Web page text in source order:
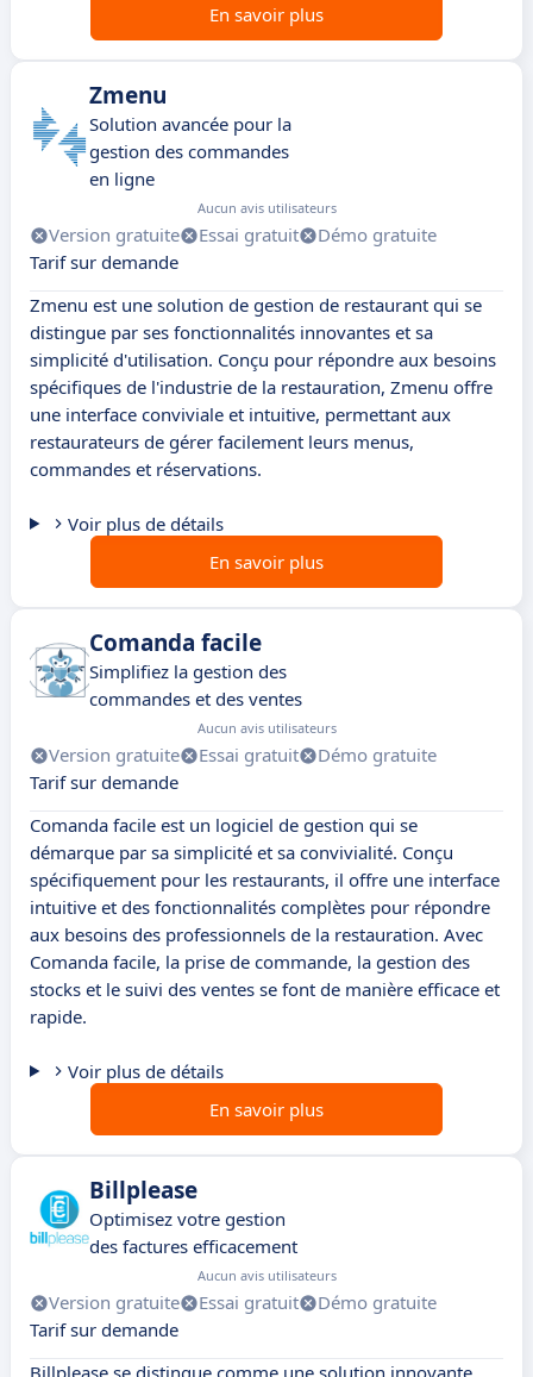
En savoir plus
Zmenu
Solution avancée pour la
gestion des commandes
en ligne
Aucun avis utilisateurs
Version gratuite Essai gratuit
Démo gratuite
Tarif sur demande
Zmenu est une solution de gestion de restaurant qui se
distingue par ses fonctionnalités innovantes et sa
simplicité d'utilisation. Conçu pour répondre aux besoins
spécifiques de l'industrie de la restauration, Zmenu offre
une interface conviviale et intuitive, permettant aux
restaurateurs de gérer facilement leurs menus,
commandes et réservations.
Voir plus de détails
En savoir plus
Comanda facile
Simplifiez la gestion des
commandes et des ventes
Aucun avis utilisateurs
Version gratuite Essai gratuit
Démo gratuite
Tarif sur demande
Comanda facile est un logiciel de gestion qui se
démarque par sa simplicité et sa convivialité. Conçu
spécifiquement pour les restaurants, il offre une interface
intuitive et des fonctionnalités complètes pour répondre
aux besoins des professionnels de la restauration. Avec
Comanda facile, la prise de commande, la gestion des
stocks et le suivi des ventes se font de manière efficace et
rapide.
Voir plus de détails
En savoir plus
Billplease
Optimisez votre gestion
des factures efficacement
Aucun avis utilisateurs
Version gratuite Essai gratuit
Démo gratuite
Tarif sur demande